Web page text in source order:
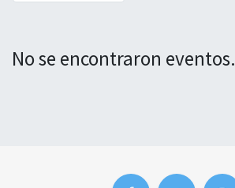
No se encontraron eventos.